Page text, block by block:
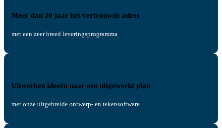
Meer dan 30 jaar het vertrouwde adres
met een zeer breed leveringsprogramma
Uitwerken ideeën naar een uitgewerkt plan
met onze uitgebreide ontwerp- en tekensoftware